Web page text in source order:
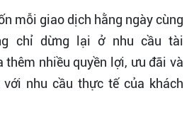
mỗi giao dịch hằng ngày cùng
chỉ dừng lại ở nhu cầu tài
thêm nhiều quyền lợi, ưu đãi và
với nhu cầu thực tế của khách